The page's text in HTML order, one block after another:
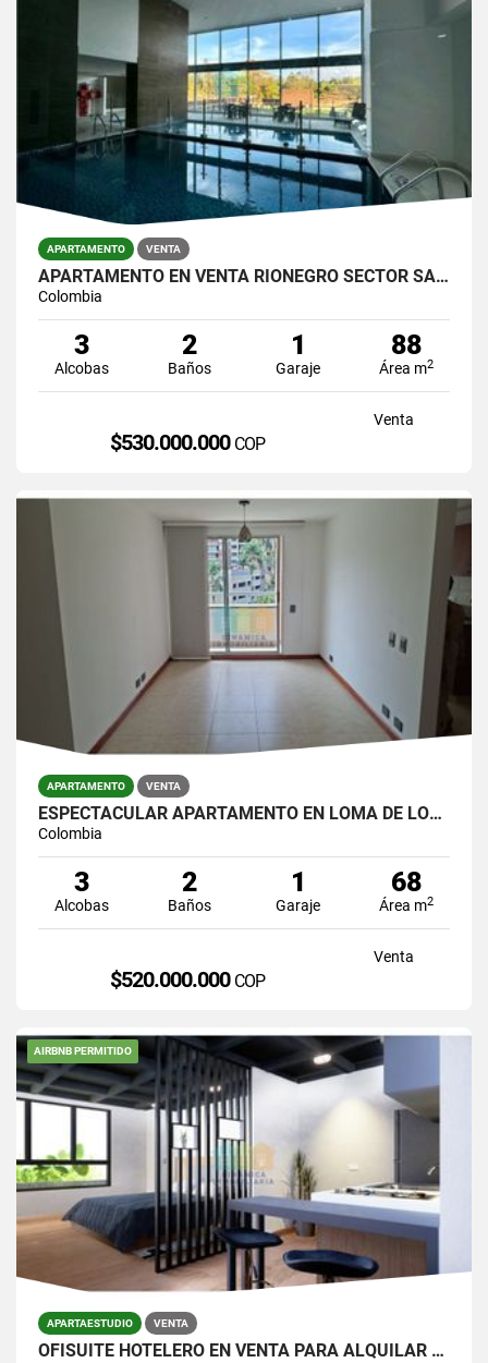
APARTAMENTO VENTA
APARTAMENTO EN VENTA RIONEGRO SECTOR SANTA ANA
Colombia
3
Alcobas
2
Baños
1
Garaje
88
Área m2
Venta
$530.000.000 COP
APARTAMENTO VENTA
ESPECTACULAR APARTAMENTO EN LOMA DE LOS BERNAL
Colombia
3
Alcobas
2
Baños
1
Garaje
68
Área m2
Venta
$520.000.000 COP
AIRBNB PERMITIDO
APARTAESTUDIO VENTA
OFISUITE HOTELERO EN VENTA PARA ALQUILAR POR DIAS AVENIDA 80 LAURELES